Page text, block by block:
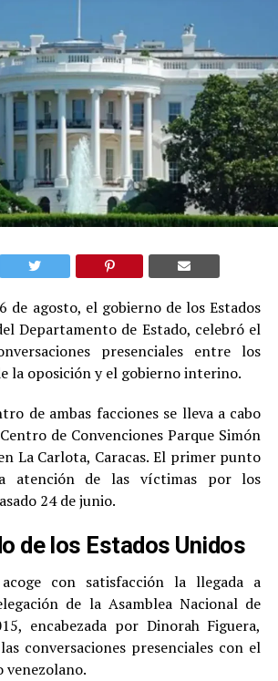
de agosto, el gobierno de los Estados
Departamento de Estado, celebró el
presenciales entre los
la oposición y el gobierno interino.
de ambas facciones se lleva a cabo
de Convenciones Parque Simón
La Carlota, Caracas. El primer punto
atención de las víctimas por los
24 de junio.
de los Estados Unidos
acoge con satisfacción la llegada a
de la Asamblea Nacional de
encabezada por Dinorah Figuera,
conversaciones presenciales con el